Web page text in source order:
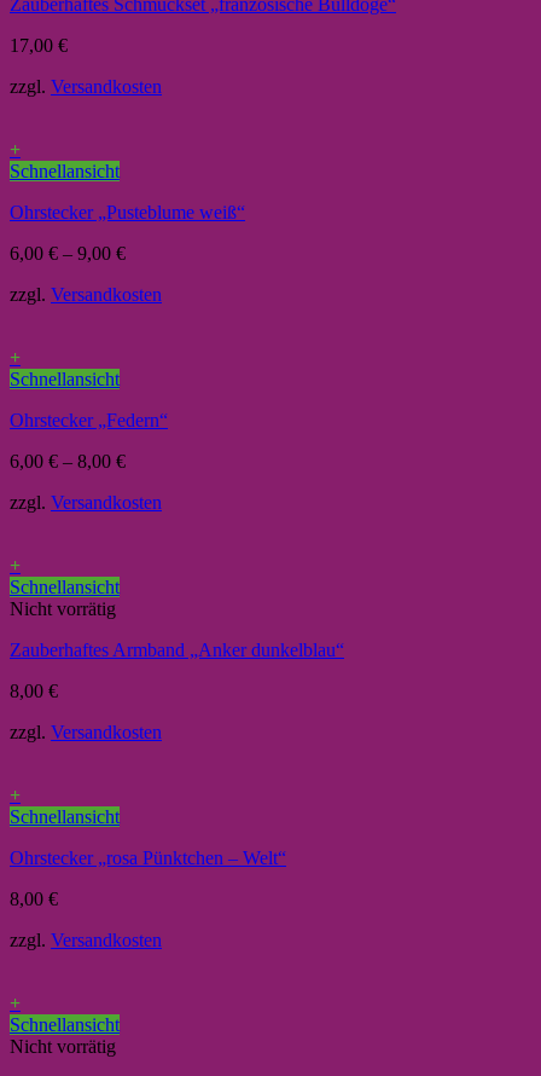
Zauberhaftes Schmuckset „französische Bulldoge“
17,00 €
zzgl. Versandkosten
+
Schnellansicht
Ohrstecker „Pusteblume weiß“
6,00 € – 9,00 €
zzgl. Versandkosten
+
Schnellansicht
Ohrstecker „Federn“
6,00 € – 8,00 €
zzgl. Versandkosten
+
Schnellansicht
Nicht vorrätig
Zauberhaftes Armband „Anker dunkelblau“
8,00 €
zzgl. Versandkosten
+
Schnellansicht
Ohrstecker „rosa Pünktchen – Welt“
8,00 €
zzgl. Versandkosten
+
Schnellansicht
Nicht vorrätig